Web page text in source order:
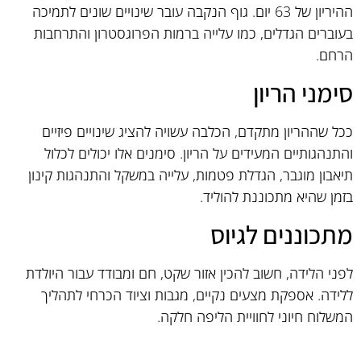
ההיריון של 63 יום. גוף הנקבה עובר שינויים שונים לתמיכה
בעוברים הגדלים, כמו עלייה ברמות הפרוגסטרון והתרחבות
הרחם.
סימני הריון
ככל שההריון מתקדם, הכלבה עשויה להציג שינויים פיזיים
והתנהגותיים המעידים על הריון. סימנים אלו יכולים לכלול
תיאבון מוגבר, הגדלת פטמות, עלייה במשקל והתנהגות קינון
בזמן שהיא מתכוננת להוליד.
מתכוננים לגיוס
לפני הלידה, חשוב להכין אזור שקט, חם ומבודד עבור היולדת
ללידה. אספקת מצעים נקיים, מגבות וציוד הכרחי לתהליך
המשלוח חיוני לחוויית הליפה חלקה.